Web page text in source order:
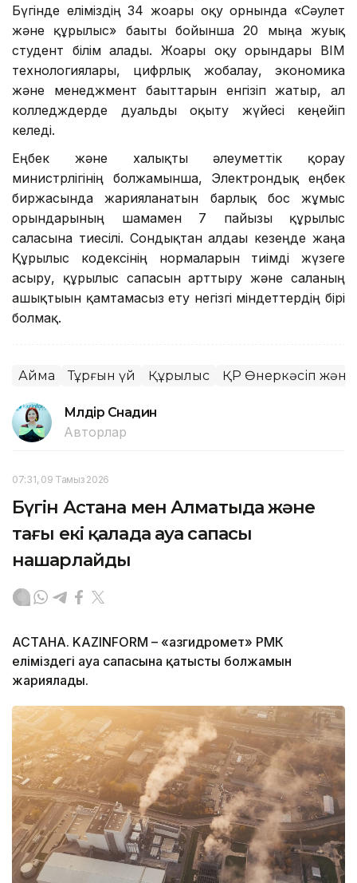
Бүгінде еліміздің 34 жоғары оқу орнында «Сәулет
және құрылыс» бағыты бойынша 20 мыңға жуық
студент білім алады. Жоғары оқу орындары BIM
технологиялары, цифрлық жобалау, экономика
және менеджмент бағыттарын енгізіп жатыр, ал
колледждерде дуальды оқыту жүйесі кеңейіп
келеді.
Еңбек және халықты әлеуметтік қорғау
министрлігінің болжамынша, Электрондық еңбек
биржасында жарияланатын барлық бос жұмыс
орындарының шамамен 7 пайызы құрылыс
саласына тиесілі. Сондықтан алдағы кезеңде жаңа
Құрылыс кодексінің нормаларын тиімді жүзеге
асыру, құрылыс сапасын арттыру және саланың
ашықтығын қамтамасыз ету негізгі міндеттердің бірі
болмақ.
Аймақ Тұрғын үй Құрылыс ҚР Өнеркәсіп және
Мөлдір Снадин
Авторлар
07:31, 09 Тамыз 2026
Бүгін Астана мен Алматыда және
тағы екі қалада ауа сапасы
нашарлайды
АСТАНА. KAZINFORM – «Қазгидромет» РМК
еліміздегі ауа сапасына қатысты болжамын
жариялады.